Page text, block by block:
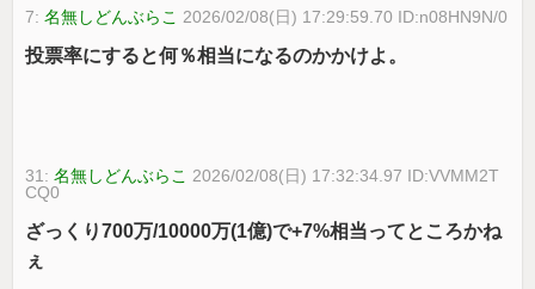
7:名無しどんぶらこ 2026/02/08(日) 17:29:59.70 ID:n08HN9N/0
投票率にすると何％相当になるのかかけよ。
31:名無しどんぶらこ 2026/02/08(日) 17:32:34.97 ID:VVMM2T
CQ0
ざっくり700万/10000万(1億)で+7%相当ってところかね
ぇ